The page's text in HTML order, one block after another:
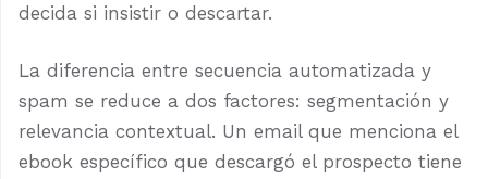
decida si insistir o descartar.
La diferencia entre secuencia automatizada y
spam se reduce a dos factores: segmentación y
relevancia contextual. Un email que menciona el
ebook específico que descargó el prospecto tiene